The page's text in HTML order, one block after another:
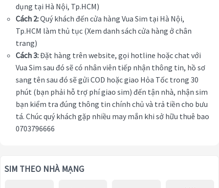
dụng tại Hà Nội, Tp.HCM)
Cách 2:Quý khách đến cửa hàng Vua Sim tại Hà Nội,
Tp.HCM làm thủ tục (Xem danh sách cửa hàng ở chân
trang)
Cách 3:Đặt hàng trên website, gọi hotline hoặc chat với
Vua Sim sau đó sẽ có nhân viên tiếp nhận thông tin, hồ sơ
sang tên sau đó sẽ gửi COD hoặc giao Hỏa Tốc trong 30
phút (bạn phải hỗ trợ phí giao sim) đến tận nhà, nhận sim
bạn kiểm tra đúng thông tin chính chủ và trả tiền cho bưu
tá. Chúc quý khách gặp nhiều may mắn khi sở hữu thuê bao
0703796666
SIM THEO NHÀ MẠNG